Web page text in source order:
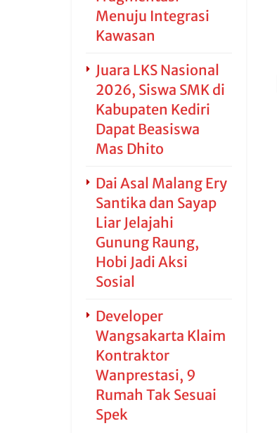
Menuju Integrasi
Kawasan
Juara LKS Nasional
2026, Siswa SMK di
Kabupaten Kediri
Dapat Beasiswa
Mas Dhito
Dai Asal Malang Ery
Santika dan Sayap
Liar Jelajahi
Gunung Raung,
Hobi Jadi Aksi
Sosial
Developer
Wangsakarta Klaim
Kontraktor
Wanprestasi, 9
Rumah Tak Sesuai
Spek